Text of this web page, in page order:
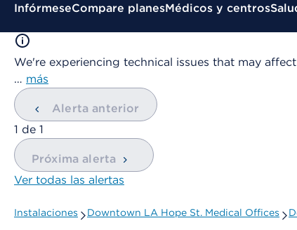
Menú contextual
InfórmeseCompare planesMédicos y centros
We're experiencing technical issues that may
… más
Alerta anterior
mostrando
1 de 1
Próxima alerta
Ver todas las alertas
Instalaciones Downtown LA Hope St. Medical Offices